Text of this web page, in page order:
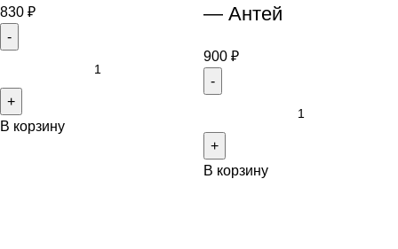
830 ₽
В корзину
— Антей
900 ₽
В корзину